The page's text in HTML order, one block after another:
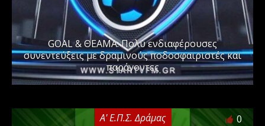
GOAL & ΘΕΑΜΑ: Πολύ ενδιαφέρουσες
συνεντεύξεις με δραμινούς ποδοσφαιριστές και
παράγοντες
Α' Ε.Π.Σ. Δράμας 0